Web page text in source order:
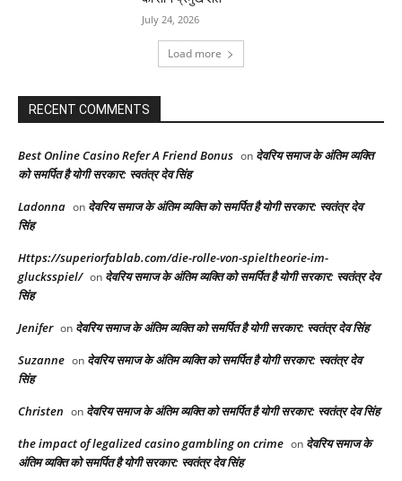
July 24, 2026
Load more
RECENT COMMENTS
Best Online Casino Refer A Friend Bonus on देवरिय समाज के अंतिम व्यक्ति
को समर्पित है योगी सरकार: स्वतंत्र देव सिंह
Ladonna on देवरिय समाज के अंतिम व्यक्ति को समर्पित है योगी सरकार: स्वतंत्र देव
सिंह
Https://superiorfablab.com/die-rolle-von-spieltheorie-im-
glucksspiel/ on देवरिय समाज के अंतिम व्यक्ति को समर्पित है योगी सरकार: स्वतंत्र देव
सिंह
Jenifer on देवरिय समाज के अंतिम व्यक्ति को समर्पित है योगी सरकार: स्वतंत्र देव सिंह
Suzanne on देवरिय समाज के अंतिम व्यक्ति को समर्पित है योगी सरकार: स्वतंत्र देव
सिंह
Christen on देवरिय समाज के अंतिम व्यक्ति को समर्पित है योगी सरकार: स्वतंत्र देव सिंह
the impact of legalized casino gambling on crime on देवरिय समाज के
अंतिम व्यक्ति को समर्पित है योगी सरकार: स्वतंत्र देव सिंह